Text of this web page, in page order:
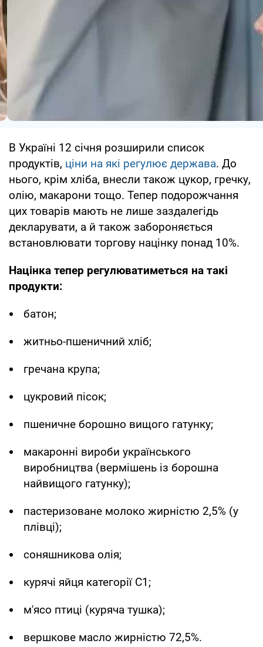
В Україні 12 січня розширили список
продуктів, ціни на які регулює держава. До
нього, крім хліба, внесли також цукор, гречку,
олію, макарони тощо. Тепер подорожчання
цих товарів мають не лише заздалегідь
декларувати, а й також забороняється
встановлювати торгову націнку понад 10%.
Націнка тепер регулюватиметься на такі
продукти:
батон;
житньо-пшеничний хліб;
гречана крупа;
цукровий пісок;
пшеничне борошно вищого гатунку;
макаронні вироби українського
виробництва (вермішень із борошна
найвищого гатунку);
пастеризоване молоко жирністю 2,5% (у
плівці);
соняшникова олія;
курячі яйця категорії С1;
м'ясо птиці (куряча тушка);
вершкове масло жирністю 72,5%.